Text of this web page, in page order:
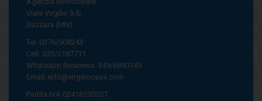
Viale Virgilio 3/b
Suzzara (MN)
Tel: 0376/508243
Cell: 333/2187711
Whatsapp Business: 349/6890149
Email: info@virgiliocasa.com
Partita IVA 02416130207